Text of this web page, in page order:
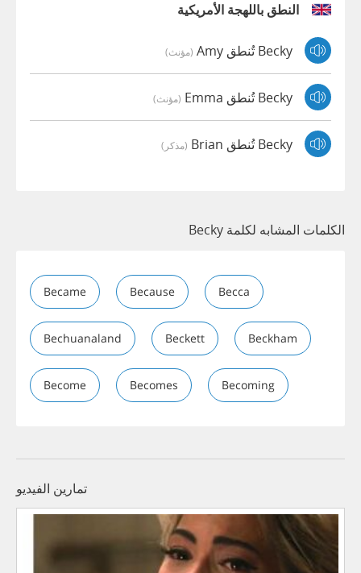
النطق باللهجة الأمريكية
Becky تُنطق Amy (مؤنث)
Becky تُنطق Emma (مؤنث)
Becky تُنطق Brian (مذكر)
الكلمات المشابه لكلمة Becky
Became Because Becca
Bechuanaland Beckett Beckham
Become Becomes Becoming
تمارين الفيديو